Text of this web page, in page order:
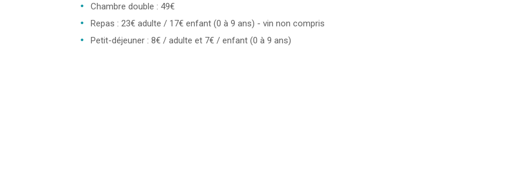
Chambre double : 49€
Repas : 23€ adulte / 17€ enfant (0 à 9 ans) - vin non compris
Petit-déjeuner : 8€ / adulte et 7€ / enfant (0 à 9 ans)